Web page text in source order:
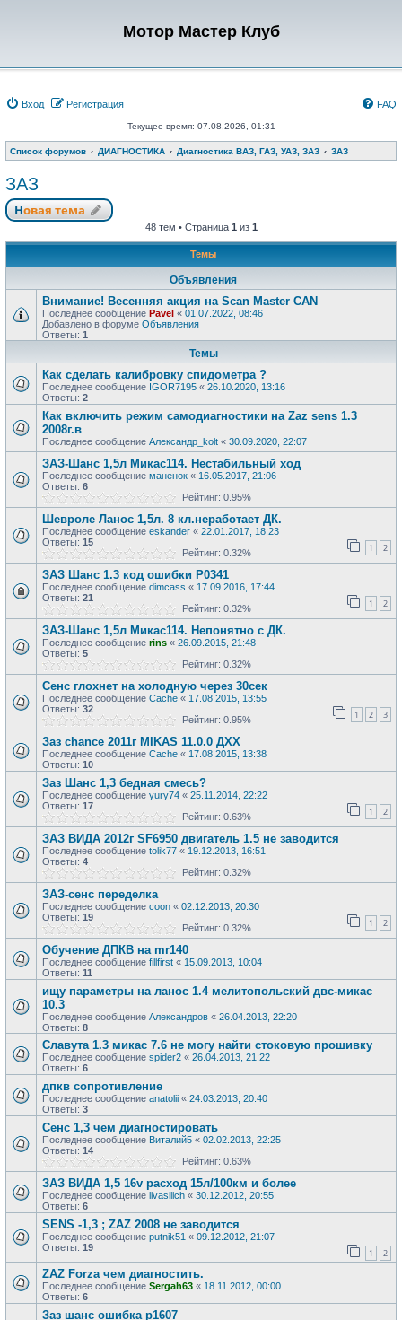
Мотор Мастер Клуб
Вход Регистрация FAQ
Текущее время: 07.08.2026, 01:31
Список форумов ДИАГНОСТИКА Диагностика ВАЗ, ГАЗ, УАЗ, ЗАЗ ЗАЗ
ЗАЗ
Новая тема
48 тем • Страница 1 из 1
Темы
Объявления
Внимание! Весенняя акция на Scan Master CAN
Последнее сообщение Pavel « 01.07.2022, 08:46
Добавлено в форуме Объявления
Ответы: 1
Темы
Как сделать калибровку спидометра ?
Последнее сообщение IGOR7195 « 26.10.2020, 13:16
Ответы: 2
Как включить режим самодиагностики на Zaz sens 1.3
2008г.в
Последнее сообщение Александр_kolt « 30.09.2020, 22:07
ЗАЗ-Шанс 1,5л Микас114. Нестабильный ход
Последнее сообщение маненок « 16.05.2017, 21:06
Ответы: 6
Рейтинг: 0.95%
Шевроле Ланос 1,5л. 8 кл.неработает ДК.
Последнее сообщение eskander « 22.01.2017, 18:23
Ответы: 15 1 2
Рейтинг: 0.32%
ЗАЗ Шанс 1.3 код ошибки Р0341
Последнее сообщение dimcass « 17.09.2016, 17:44
Ответы: 21 1 2
Рейтинг: 0.32%
ЗАЗ-Шанс 1,5л Микас114. Непонятно с ДК.
Последнее сообщение rins « 26.09.2015, 21:48
Ответы: 5
Рейтинг: 0.32%
Сенс глохнет на холодную через 30сек
Последнее сообщение Cache « 17.08.2015, 13:55
Ответы: 32 1 2 3
Рейтинг: 0.95%
Заз chance 2011г MIKAS 11.0.0 ДХХ
Последнее сообщение Cache « 17.08.2015, 13:38
Ответы: 10
Заз Шанс 1,3 бедная смесь?
Последнее сообщение yury74 « 25.11.2014, 22:22
Ответы: 17 1 2
Рейтинг: 0.63%
ЗАЗ ВИДА 2012г SF6950 двигатель 1.5 не заводится
Последнее сообщение tolik77 « 19.12.2013, 16:51
Ответы: 4
Рейтинг: 0.32%
ЗАЗ-сенс переделка
Последнее сообщение coon « 02.12.2013, 20:30
Ответы: 19 1 2
Рейтинг: 0.32%
Обучение ДПКВ на mr140
Последнее сообщение fillfirst « 15.09.2013, 10:04
Ответы: 11
ищу параметры на ланос 1.4 мелитопольский двс-микас
10.3
Последнее сообщение Александров « 26.04.2013, 22:20
Ответы: 8
Славута 1.3 микас 7.6 не могу найти стоковую прошивку
Последнее сообщение spider2 « 26.04.2013, 21:22
Ответы: 6
дпкв сопротивление
Последнее сообщение anatolii « 24.03.2013, 20:40
Ответы: 3
Сенс 1,3 чем диагностировать
Последнее сообщение Виталий5 « 02.02.2013, 22:25
Ответы: 14
Рейтинг: 0.63%
ЗАЗ ВИДА 1,5 16v расход 15л/100км и более
Последнее сообщение livasilich « 30.12.2012, 20:55
Ответы: 6
SENS -1,3 ; ZAZ 2008 не заводится
Последнее сообщение putnik51 « 09.12.2012, 21:07
Ответы: 19 1 2
ZAZ Forza чем диагностить.
Последнее сообщение Sergah63 « 18.11.2012, 00:00
Ответы: 6
Заз шанс ошибка р1607